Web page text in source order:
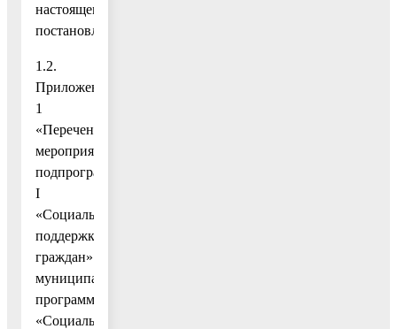
настоящему
постановлению;
1.2.
Приложение
1
«Перечень
мероприятий
подпрограммы
I
«Социальная
поддержка
граждан»
муниципальной
программы
«Социальная